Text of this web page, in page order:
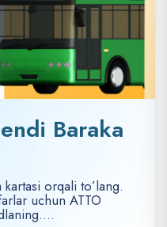
Baraka
kartasi orqali to’lang.
uchun ATTO